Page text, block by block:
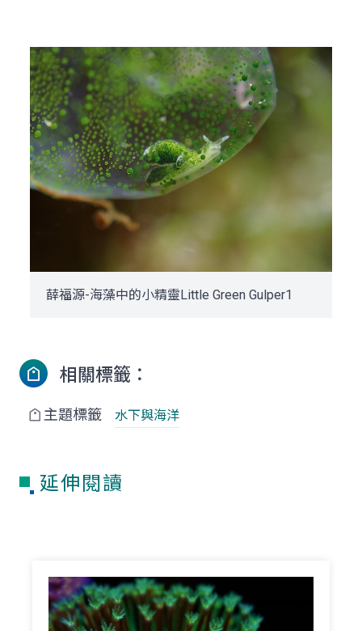
薛福源-海藻中的小精靈Little Green Gulper1
相關標籤：
主題標籤 水下與海洋
延伸閱讀